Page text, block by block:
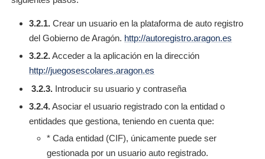
3.2.1. Crear un usuario en la plataforma de auto registro
del Gobierno de Aragón. http://autoregistro.aragon.es
3.2.2.Acceder a la aplicación en la dirección
http://juegosescolares.aragon.es
3.2.3. Introducir su usuario y contraseña
3.2.4.Asociar el usuario registrado con la entidad o
entidades que gestiona, teniendo en cuenta que:
* Cada entidad (CIF), únicamente puede ser
gestionada por un usuario auto registrado.